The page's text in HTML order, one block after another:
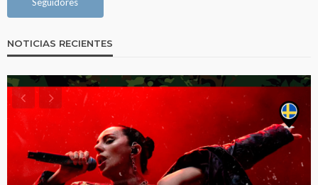
Seguidores
NOTICIAS RECIENTES